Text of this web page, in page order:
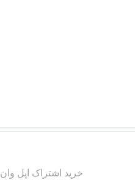
خرید اشتراک اپل وان